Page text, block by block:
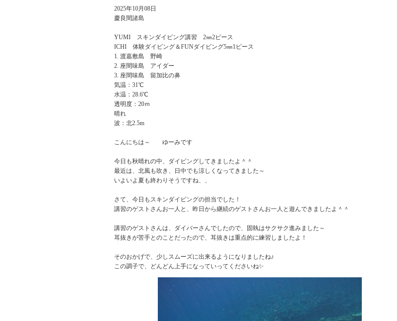
2025年10月08日
慶良間諸島
YUMI スキンダイビング講習 2㎜2ピース
ICHI 体験ダイビング＆FUNダイビング5㎜1ピース
渡嘉敷島 野崎
座間味島 アイダー
座間味島 留加比の鼻
気温：31℃
水温：28.6℃
透明度：20ｍ
晴れ
波：北2.5m
こんにちは～ ゆーみです
今日も秋晴れの中、ダイビングしてきましたよ＾＾
最近は、北風も吹き、日中でも涼しくなってきました～
いよいよ夏も終わりそうですね、、
さて、今日もスキンダイビングの担当でした！
講習のゲストさんお一人と、昨日から継続のゲストさんお一人と遊んできましたよ＾＾
講習のゲストさんは、ダイバーさんでしたので、固執はサクサク進みました～
耳抜きが苦手とのことだったので、耳抜きは重点的に練習しましたよ！
そのおかげで、少しスムーズに出来るようになりましたね♪
この調子で、どんどん上手になっていってくださいね✨